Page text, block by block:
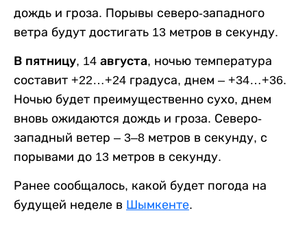
дождь и гроза. Порывы северо-западного
ветра будут достигать 13 метров в секунду.
В пятницу, 14 августа, ночью температура
составит +22…+24 градуса, днем – +34…+36.
Ночью будет преимущественно сухо, днем
вновь ожидаются дождь и гроза. Северо-
западный ветер – 3–8 метров в секунду, с
порывами до 13 метров в секунду.
Ранее сообщалось, какой будет погода на
будущей неделе в Шымкенте.